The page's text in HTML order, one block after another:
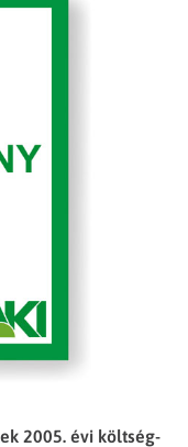
2005. évi költség-